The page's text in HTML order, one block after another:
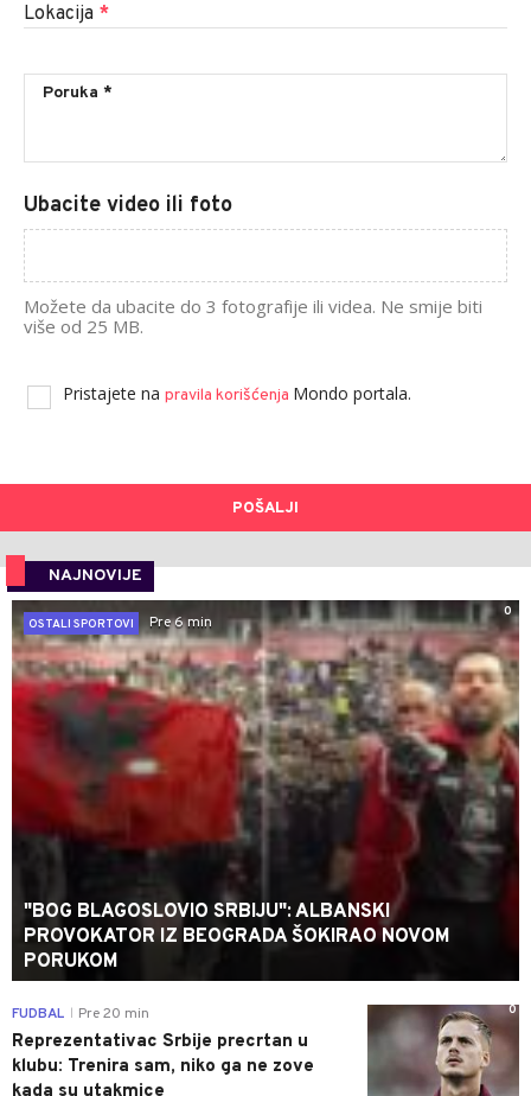
Lokacija *
Ubacite video ili foto
Možete da ubacite do 3 fotografije ili videa. Ne smije biti
više od 25 MB.
Pristajete na pravila korišćenja Mondo portala.
POŠALJI
NAJNOVIJE
0
OSTALI SPORTOVI
Pre 6 min
"BOG BLAGOSLOVIO SRBIJU": ALBANSKI
PROVOKATOR IZ BEOGRADA ŠOKIRAO NOVOM
PORUKOM
0
FUDBAL Pre 20 min
Reprezentativac Srbije precrtan u
klubu: Trenira sam, niko ga ne zove
kada su utakmice